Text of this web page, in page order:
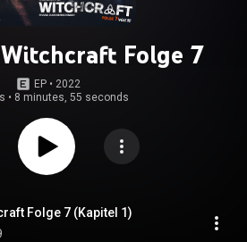
Folge 7
EP • 2022
• 8 minutes, 55 seconds
Folge 7 (Kapitel 1)